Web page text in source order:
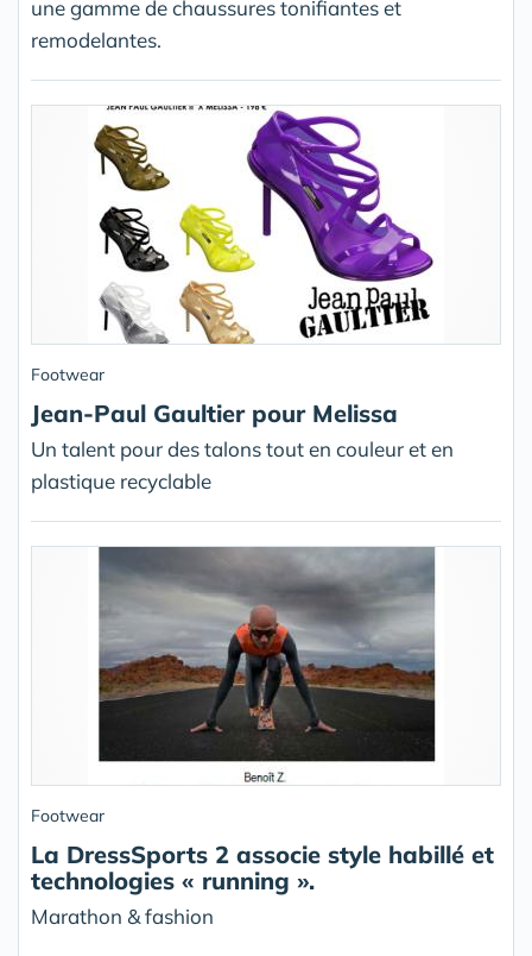
une gamme de chaussures tonifiantes et
remodelantes.
Footwear
Jean-Paul Gaultier pour Melissa
Un talent pour des talons tout en couleur et en
plastique recyclable
Footwear
La DressSports 2 associe style habillé et
technologies « running ».
Marathon & fashion